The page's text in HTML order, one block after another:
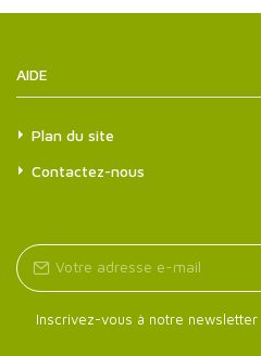
AIDE
Plan du site
Contactez-nous
Inscrivez-vous à notre